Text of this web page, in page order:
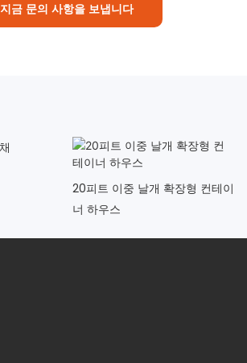
지금 문의 사항을 보냅니다
20피트 이중 날개 확장형 컨테이
너 하우스